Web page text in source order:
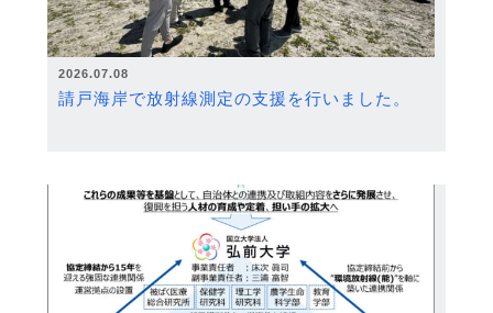
2026.07.08
請戸海岸で放射線測定の支援を行いました。